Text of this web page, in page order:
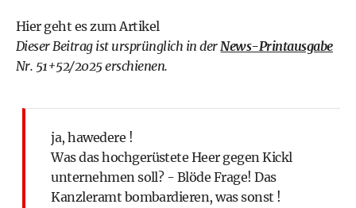
Hier geht es zum Artikel
Dieser Beitrag ist ursprünglich in derNews-Printausgabe
Nr. 51+52/2025 erschienen.
ja, hawedere !
Was das hochgerüstete Heer gegen Kickl
unternehmen soll? - Blöde Frage! Das
Kanzleramt bombardieren, was sonst !